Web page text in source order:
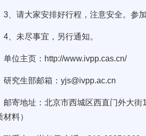
3、请大家安排好行程，注意安全。参
4、未尽事宜，另行通知。
单位主页：http://www.ivpp.cas.cn/
研究生部邮箱：yjs@ivpp.ac.cn
邮寄地址：北京市西城区西直门外大
材料）